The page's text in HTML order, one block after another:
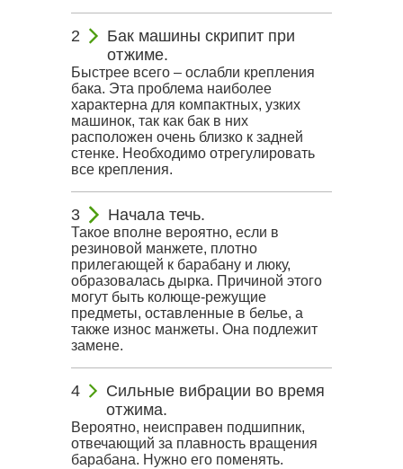
Бак машины скрипит при
отжиме.
Быстрее всего – ослабли крепления
бака. Эта проблема наиболее
характерна для компактных, узких
машинок, так как бак в них
расположен очень близко к задней
стенке. Необходимо отрегулировать
все крепления.
Начала течь.
Такое вполне вероятно, если в
резиновой манжете, плотно
прилегающей к барабану и люку,
образовалась дырка. Причиной этого
могут быть колюще-режущие
предметы, оставленные в белье, а
также износ манжеты. Она подлежит
замене.
Сильные вибрации во время
отжима.
Вероятно, неисправен подшипник,
отвечающий за плавность вращения
барабана. Нужно его поменять.